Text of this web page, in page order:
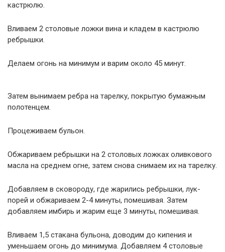
кастрюлю.
Вливаем 2 столовые ложки вина и кладем в кастрюлю
ребрышки.
Делаем огонь на минимум и варим около 45 минут.
Затем вынимаем ребра на тарелку, покрытую бумажным
полотенцем.
Процеживаем бульон.
Обжариваем ребрышки на 2 столовых ложках оливкового
масла на среднем огне, затем снова снимаем их на тарелку.
Добавляем в сковороду, где жарились ребрышки, лук-
порей и обжариваем 2-4 минуты, помешивая. Затем
добавляем имбирь и жарим еще 3 минуты, помешивая.
Вливаем 1,5 стакана бульона, доводим до кипения и
уменьшаем огонь до минимума. Добавляем 4 столовые